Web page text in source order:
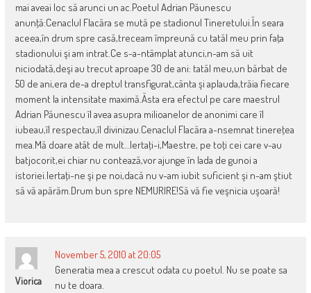
mai aveai loc să arunci un ac.Poetul Adrian Păunescu
anunţă:Cenaclul Flacăra se mută pe stadionul Tineretului.În seara
aceea,în drum spre casă,treceam împreună cu tatăl meu prin faţa
stadionului şi am intrat.Ce s-a-ntâmplat atunci,n-am să uit
niciodată,deşi au trecut aproape 30 de ani: tatăl meu,un bărbat de
50 de ani,era de-a dreptul transfigurat,cânta şi aplauda,trăia fiecare
moment la intensitate maximă.Ăsta era efectul pe care maestrul
Adrian Păunescu îl avea asupra milioanelor de anonimi care îl
iubeau,îl respectau,îl divinizau.Cenaclul Flacăra a-nsemnat tinereţea
mea.Mă doare atât de mult…Iertaţi-i,Maestre, pe toţi cei care v-au
batjocorit,ei chiar nu contează,vor ajunge în lada de gunoi a
istoriei.Iertaţi-ne şi pe noi,dacă nu v-am iubit suficient şi n-am ştiut
să vă apărăm.Drum bun spre NEMURIRE!Să vă fie veşnicia uşoară!
Viorica
November 5, 2010 at 20:05
Generatia mea a crescut odata cu poetul. Nu se poate sa
nu te doara.